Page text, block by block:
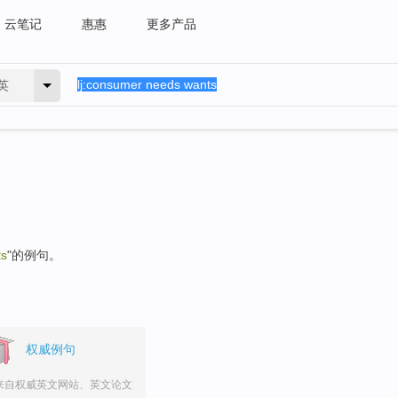
云笔记 惠惠 更多产品
"的例句。
权威例句
自权威英文网站、英文论文